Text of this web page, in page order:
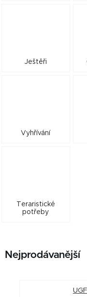
Ještěři
Vyhřívání
Teraristické
potřeby
Nejprodávanější